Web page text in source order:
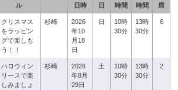
ル
日時
日
時間
時間
席
クリスマス
をラッピン
グで楽しも
う！！
杉崎
2026
年10
月18
日
日
10時
30分
13時
30分
6
ハロウィン
リースで楽
しみましょ
杉崎
2026
年8月
29日
土
10時
30分
13時
30分
2